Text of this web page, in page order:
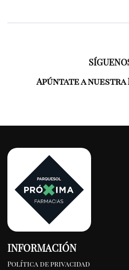
Apúntate a
INFORMACIÓN
Política de privacidad